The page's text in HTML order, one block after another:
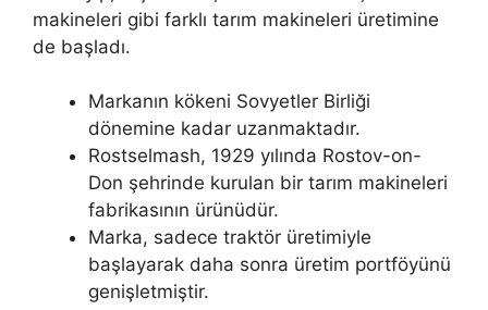
makineleri gibi farklı tarım makineleri üretimine
de başladı.
Markanın kökeni Sovyetler Birliği
dönemine kadar uzanmaktadır.
Rostselmash, 1929 yılında Rostov-on-
Don şehrinde kurulan bir tarım makineleri
fabrikasının ürünüdür.
Marka, sadece traktör üretimiyle
başlayarak daha sonra üretim portföyünü
genişletmiştir.